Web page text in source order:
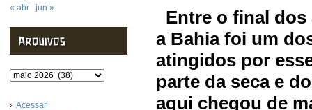
« abr
jun »
Arquivos
Acessar
Entre o final dos
a Bahia foi um
atingidos por
parte da seca e
aqui chegou de